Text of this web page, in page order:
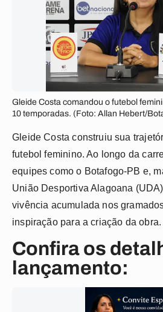
Gleide Costa comandou o futebol
10 temporadas. (Foto: Allan Hebert/
Gleide Costa construiu sua
futebol feminino. Ao longo da
equipes como o Botafogo-PB e,
União Desportiva Alagoana
vivência acumulada nos
inspiração para a criação da obra.
Confira os
lançamento: